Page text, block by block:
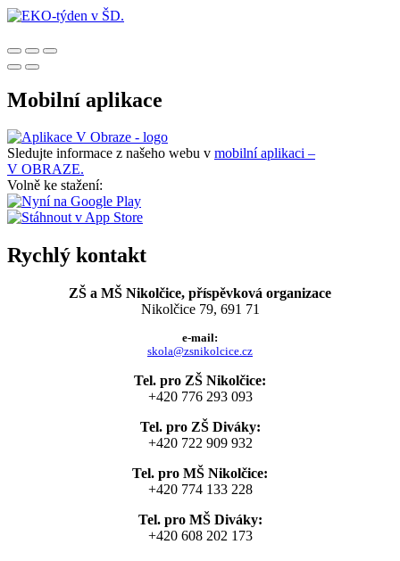
Mobilní aplikace
Sledujte informace z našeho webu v mobilní aplikaci –
V OBRAZE.
Volně ke stažení:
Rychlý kontakt
ZŠ a MŠ Nikolčice, příspěvková organizace
Nikolčice 79, 691 71
e-mail:
skola@zsnikolcice.cz
Tel. pro ZŠ Nikolčice:
+420 776 293 093
Tel. pro ZŠ Diváky:
+420 722 909 932
Tel. pro MŠ Nikolčice:
+420 774 133 228
Tel. pro MŠ Diváky:
+420 608 202 173